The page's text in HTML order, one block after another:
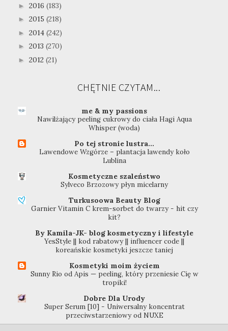
► 2016 (183)
► 2015 (218)
► 2014 (242)
► 2013 (270)
► 2012 (21)
CHĘTNIE CZYTAM...
me & my passions
Nawilżający peeling cukrowy do ciała Hagi Aqua
Whisper (woda)
Po tej stronie lustra...
Lawendowe Wzgórze – plantacja lawendy koło
Lublina
Kosmetyczne szaleństwo
Sylveco Brzozowy płyn micelarny
Turkusoowa Beauty Blog
Garnier Vitamin C krem-sorbet do twarzy - hit czy
kit?
By Kamila-JK- blog kosmetyczny i lifestyle
YesStyle || kod rabatowy || influencer code ||
koreańskie kosmetyki jeszcze taniej
Kosmetyki moim życiem
Sunny Rio od Apis — peeling, który przeniesie Cię w
tropiki!
Dobre Dla Urody
Super Serum [10] - Uniwersalny koncentrat
przeciwstarzeniowy od NUXE